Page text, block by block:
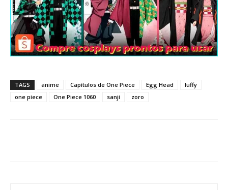
TAGS anime Capítulos de One Piece Egg Head
luffy
one piece
One Piece 1060 sanji zoro